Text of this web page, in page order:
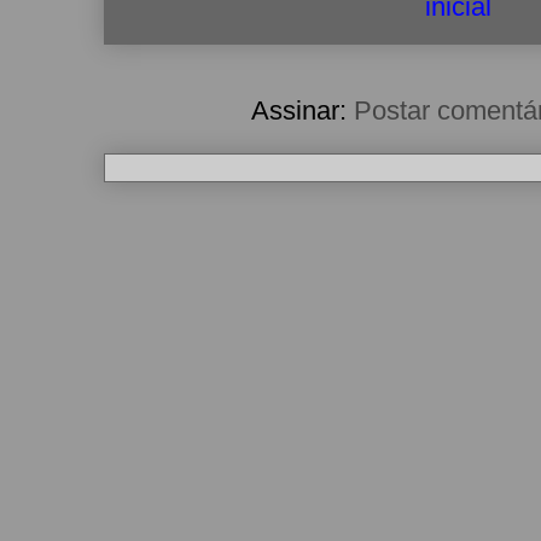
inicial
Assinar: Postar